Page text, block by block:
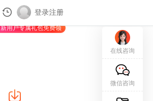
登录|注册
登录/注册
新用户专属礼包免费领
在线咨询
微信咨询